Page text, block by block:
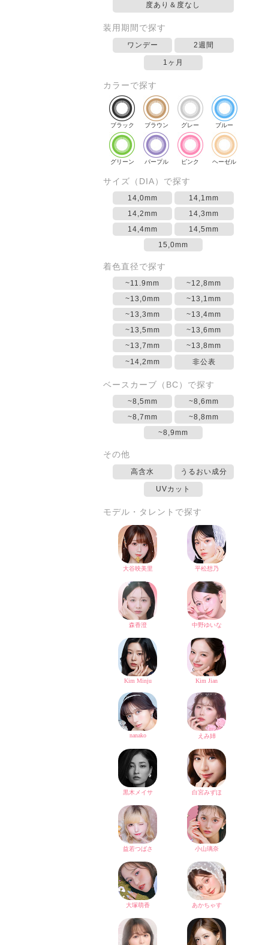
度あり＆度なし
装用期間で探す
ワンデー 2週間
1ヶ月
カラーで探す
ブラック ブラウン グレー ブルー
グリーン パープル ピンク ヘーゼル
サイズ（DIA）で探す
14,0mm
14,1mm
14,2mm
14,3mm
14,4mm
14,5mm
15,0mm
着色直径で探す
~11.9mm
~12,8mm
~13,0mm
~13,1mm
~13,3mm
~13,4mm
~13,5mm
~13,6mm
~13,7mm
~13,8mm
~14,2mm
非公表
ベースカーブ（BC）で探す
~8,5mm
~8,6mm
~8,7mm
~8,8mm
~8,9mm
その他
高含水 うるおい成分
UVカット
モデル・タレントで探す